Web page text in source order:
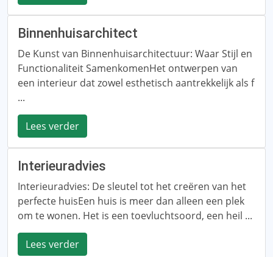
Binnenhuisarchitect
De Kunst van Binnenhuisarchitectuur: Waar Stijl en
Functionaliteit SamenkomenHet ontwerpen van
een interieur dat zowel esthetisch aantrekkelijk als f
...
Lees verder
Interieuradvies
Interieuradvies: De sleutel tot het creëren van het
perfecte huisEen huis is meer dan alleen een plek
om te wonen. Het is een toevluchtsoord, een heil ...
Lees verder